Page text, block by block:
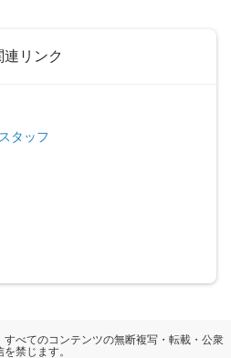
連リンク
タッフ
べてのコンテンツの無断複写・転載・公衆
を禁じます。